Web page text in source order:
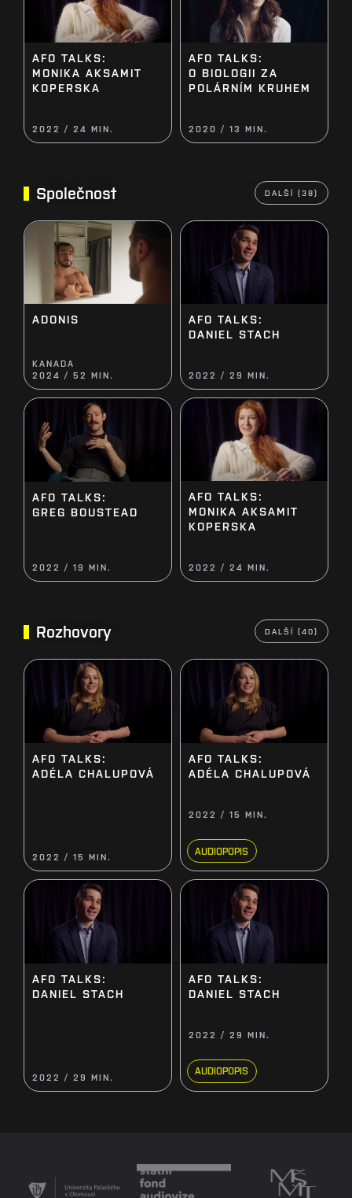
AFO TALKS:
MONIKA AKSAMIT
KOPERSKA
2022 / 24 MIN.
AFO TALKS:
O BIOLOGII ZA
POLÁRNÍM KRUHEM
2020 / 13 MIN.
Společnost DALŠÍ (38)
ADONIS
KANADA
2024 / 52 MIN.
AFO TALKS:
DANIEL STACH
2022 / 29 MIN.
AFO TALKS:
GREG BOUSTEAD
2022 / 19 MIN.
AFO TALKS:
MONIKA AKSAMIT
KOPERSKA
2022 / 24 MIN.
Rozhovory DALŠÍ (40)
AFO TALKS:
ADÉLA CHALUPOVÁ
2022 / 15 MIN.
AFO TALKS:
ADÉLA CHALUPOVÁ
2022 / 15 MIN.
AUDIOPOPIS
AFO TALKS:
DANIEL STACH
2022 / 29 MIN.
AFO TALKS:
DANIEL STACH
2022 / 29 MIN.
AUDIOPOPIS